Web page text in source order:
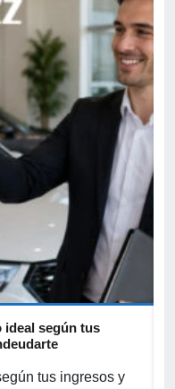
ideal según tus
tus ingresos y